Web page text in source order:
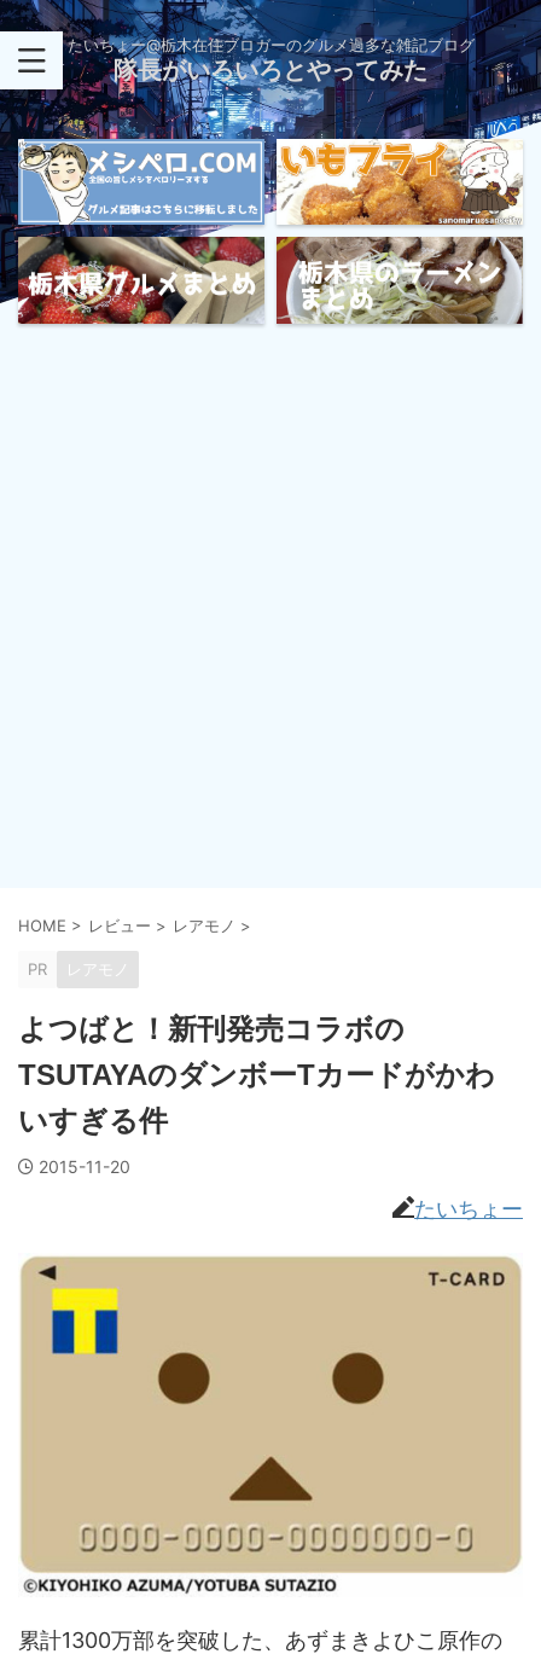
たいちょー@栃木在住ブロガーのグルメ過多な雑記ブログ
隊長がいろいろとやってみた
HOME > レビュー > レアモノ >
PR レアモノ
よつばと！新刊発売コラボの
TSUTAYAのダンボーTカードがかわ
いすぎる件
2015-11-20
たいちょー
累計1300万部を突破した、あずまきよひこ原作の